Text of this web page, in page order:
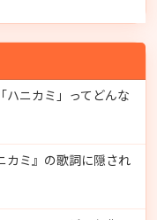
ハニカミ」ってどんな
カミ』の歌詞に隠され